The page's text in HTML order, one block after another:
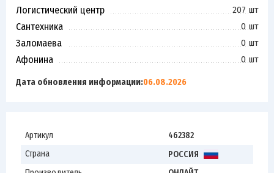
Логистический центр 207 шт
Сантехника 0 шт
Заломаева 0 шт
Афонина 0 шт
Дата обновления информации:06.08.2026
Артикул
462382
Страна
РОССИЯ